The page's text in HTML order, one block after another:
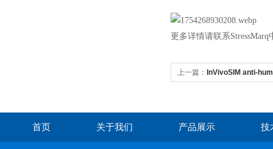
更多详情请联系
上一篇： InVivoSIM anti-
首页 关于我们 产品展示 技